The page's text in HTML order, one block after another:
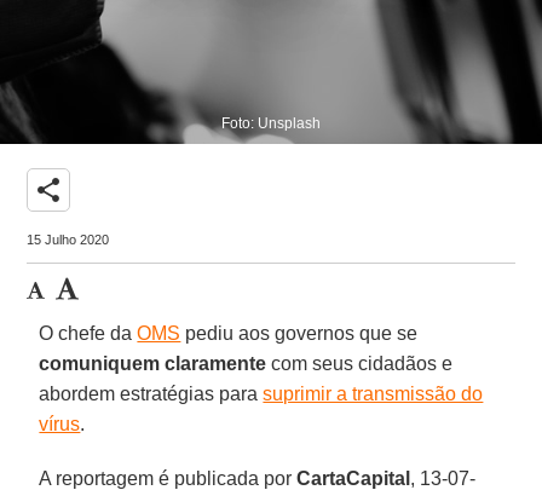
Foto: Unsplash
share
15 Julho 2020
O chefe daOMS pediu aos governos que se
comuniquem claramente com seus cidadãos e
abordem estratégias parasuprimir a transmissão do
vírus.
A reportagem é publicada porCartaCapital , 13-07-